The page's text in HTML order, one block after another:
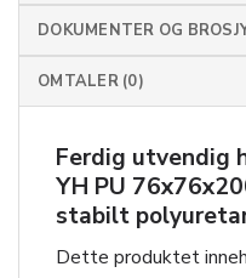
DOKUMENTER OG
OMTALER (0)
Ferdig utvendig
YH PU
stabilt
Dette produktet